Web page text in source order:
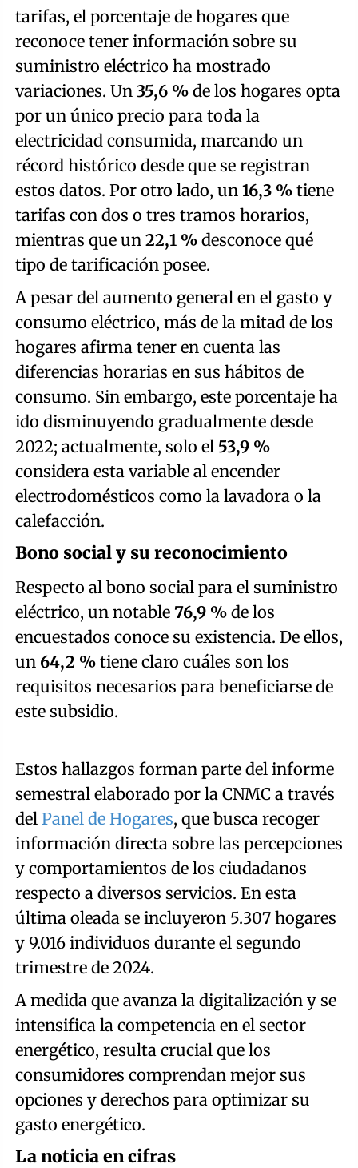
tarifas, el porcentaje de hogares que
reconoce tener información sobre su
suministro eléctrico ha mostrado
variaciones. Un 35,6 % de los hogares opta
por un único precio para toda la
electricidad consumida, marcando un
récord histórico desde que se registran
estos datos. Por otro lado, un 16,3 % tiene
tarifas con dos o tres tramos horarios,
mientras que un 22,1 % desconoce qué
tipo de tarificación posee.
A pesar del aumento general en el gasto y
consumo eléctrico, más de la mitad de los
hogares afirma tener en cuenta las
diferencias horarias en sus hábitos de
consumo. Sin embargo, este porcentaje ha
ido disminuyendo gradualmente desde
2022; actualmente, solo el 53,9 %
considera esta variable al encender
electrodomésticos como la lavadora o la
calefacción.
Bono social y su reconocimiento
Respecto al bono social para el suministro
eléctrico, un notable 76,9 % de los
encuestados conoce su existencia. De ellos,
un 64,2 % tiene claro cuáles son los
requisitos necesarios para beneficiarse de
este subsidio.
Estos hallazgos forman parte del informe
semestral elaborado por la CNMC a través
del Panel de Hogares, que busca recoger
información directa sobre las percepciones
y comportamientos de los ciudadanos
respecto a diversos servicios. En esta
última oleada se incluyeron 5.307 hogares
y 9.016 individuos durante el segundo
trimestre de 2024.
A medida que avanza la digitalización y se
intensifica la competencia en el sector
energético, resulta crucial que los
consumidores comprendan mejor sus
opciones y derechos para optimizar su
gasto energético.
La noticia en cifras